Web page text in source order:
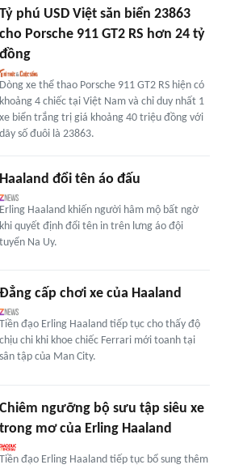
Tỷ phú USD Việt săn biển 23863
cho Porsche 911 GT2 RS hơn 24 tỷ
đồng
Dòng xe thể thao Porsche 911 GT2 RS hiện có
khoảng 4 chiếc tại Việt Nam và chỉ duy nhất 1
xe biển trắng trị giá khoảng 40 triệu đồng với
dãy số đuôi là 23863.
Haaland đổi tên áo đấu
Erling Haaland khiến người hâm mộ bất ngờ
khi quyết định đổi tên in trên lưng áo đội
tuyển Na Uy.
Đẳng cấp chơi xe của Haaland
Tiền đạo Erling Haaland tiếp tục cho thấy độ
chịu chi khi khoe chiếc Ferrari mới toanh tại
sân tập của Man City.
Chiêm ngưỡng bộ sưu tập siêu xe
trong mơ của Erling Haaland
Tiền đạo Erling Haaland tiếp tục bổ sung thêm